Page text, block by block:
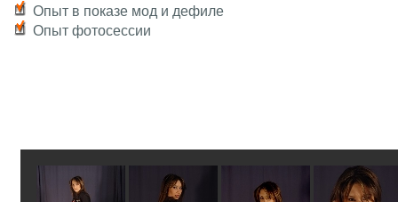
Опыт в показе мод и дефиле
Опыт фотосессии